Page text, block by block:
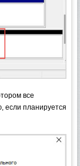
все
если планируется